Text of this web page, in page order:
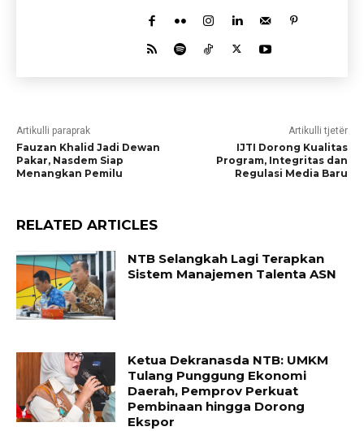
Artikulli paraprak
Fauzan Khalid Jadi Dewan
Pakar, Nasdem Siap
Menangkan Pemilu
Artikulli tjetër
IJTI Dorong Kualitas
Program, Integritas dan
Regulasi Media Baru
RELATED ARTICLES
NTB Selangkah Lagi Terapkan
Sistem Manajemen Talenta ASN
Ketua Dekranasda NTB: UMKM
Tulang Punggung Ekonomi
Daerah, Pemprov Perkuat
Pembinaan hingga Dorong
Ekspor